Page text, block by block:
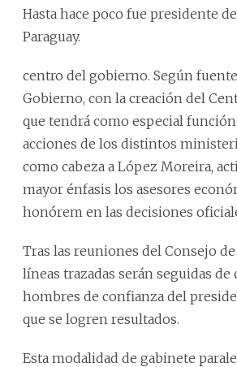
Hasta hace poco fue presidente
Paraguay.
centro del gobierno. Según
Gobierno, con la creación del
que tendrá como especial
acciones de los distintos
como cabeza a López Moreira,
mayor énfasis los asesores
honórem en las decisiones
Tras las reuniones del Consejo
líneas trazadas serán seguidas de
hombres de confianza del
que se logren resultados.
Esta modalidad de gabinete